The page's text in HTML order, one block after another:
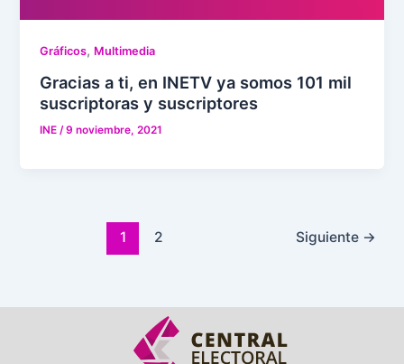
Gráficos, Multimedia
Gracias a ti, en INETV ya somos 101 mil
suscriptoras y suscriptores
INE/9 noviembre, 2021
1 2 Siguiente →